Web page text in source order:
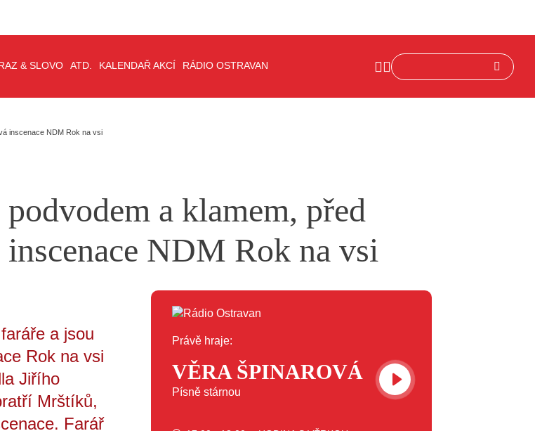
& SLOVO ATD. KALENDAŘ AKCÍ RÁDIO OSTRAVAN
inscenace NDM Rok na vsi
a klamem, před
NDM Rok na vsi
a jsou
Rok na vsi
Jiřího
Mrštíků,
Farář
Právě hraje:
VĚRA ŠPINAROVÁ
Písně stárnou